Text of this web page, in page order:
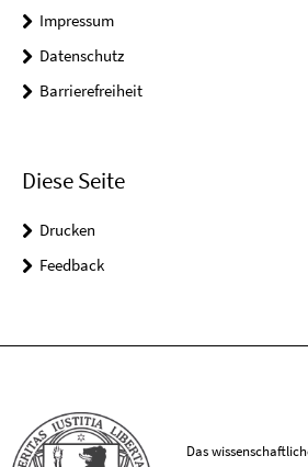
Impressum
Datenschutz
Barrierefreiheit
Diese Seite
Drucken
Feedback
Das